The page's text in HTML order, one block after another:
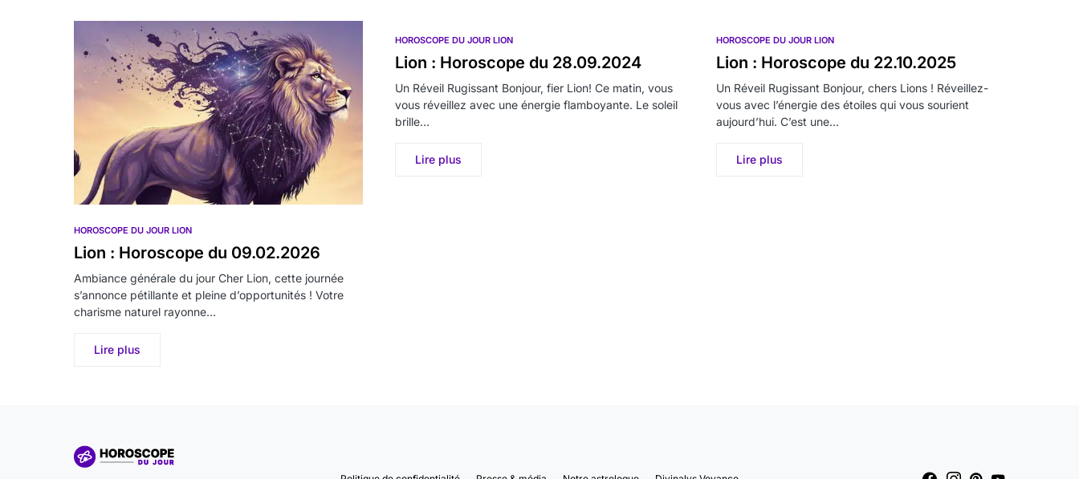
HOROSCOPE DU JOUR LION
Lion : Horoscope du 09.02.2026
Ambiance générale du jour Cher Lion, cette journée
s’annonce pétillante et pleine d’opportunités ! Votre
charisme naturel rayonne…
Lire plus
HOROSCOPE DU JOUR LION
Lion : Horoscope du 28.09.2024
Un Réveil Rugissant Bonjour, fier Lion! Ce matin, vous
vous réveillez avec une énergie flamboyante. Le soleil
brille…
Lire plus
HOROSCOPE DU JOUR LION
Lion : Horoscope du 22.10.2025
Un Réveil Rugissant Bonjour, chers Lions ! Réveillez-
vous avec l’énergie des étoiles qui vous sourient
aujourd’hui. C’est une…
Lire plus